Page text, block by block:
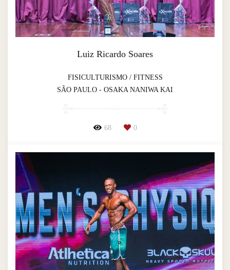
Luiz Ricardo Soares
FISICULTURISMO / FITNESS
SÃO PAULO - OSAKA NANIWA KAI
68 0